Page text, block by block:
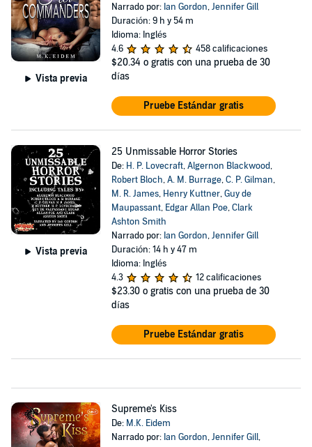
Vista previa
Narrado por: Ian Gordon,Jennifer Gill
Duración: 9 h y 54 m
Idioma: Inglés
4.6
458 calificaciones
$20.34 o gratis con una prueba de 30
días
Pruebe Estándar gratis
Vista previa
25 Unmissable Horror Stories
De: H. P. Lovecraft,Algernon Blackwood,
Robert Bloch,A. M. Burrage,C. P. Gilman,
M. R. James, Henry Kuttner,Guy de
Maupassant, Edgar Allan Poe,Clark
Ashton Smith
Narrado por: Ian Gordon,Jennifer Gill
Duración: 14 h y 47 m
Idioma: Inglés
4.3
12 calificaciones
$23.30 o gratis con una prueba de 30
días
Pruebe Estándar gratis
Supreme's Kiss
De: M.K. Eidem
Narrado por: Ian Gordon,Jennifer Gill,